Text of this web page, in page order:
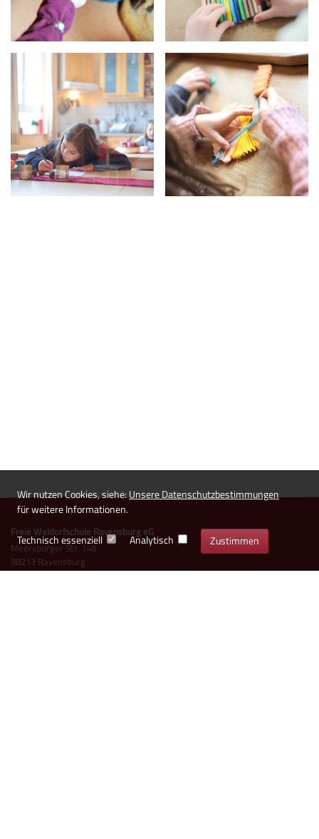
Wir nutzen Cookies, siehe:Unsere Datenschutzbestimmungen
für weitere Informationen.
Technisch essenziell
Analytisch Zustimmen
Freie Waldorfschule Ravensburg eG
Meersburger Str. 148
88213 Ravensburg